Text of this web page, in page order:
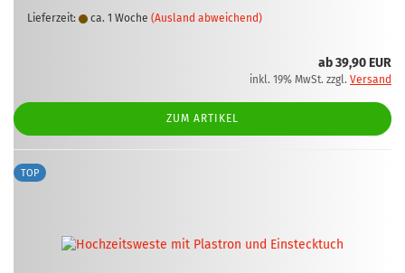
Lieferzeit: ca. 1 Woche (Ausland abweichend)
ab 39,90 EUR
inkl. 19% MwSt. zzgl. Versand
ZUM ARTIKEL
TOP